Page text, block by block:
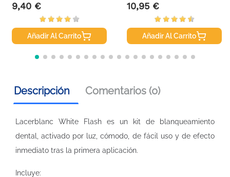
Precio
9,40 €
Añadir Al Carrito
Precio
10,95 €
Añadir Al Carrito
Descripción Comentarios (0)
Lacerblanc White Flash es un kit de blanqueamiento
dental, activado por luz, cómodo, de fácil uso y de efecto
inmediato tras la primera aplicación.
Incluye: